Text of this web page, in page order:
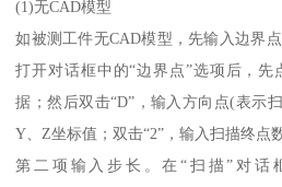
(1)无CAD模型
如被测工件无CAD模型，先输入边界点
打开对话框中的“边界点”选项后，先
据；然后双击“D”，输入方向点(表示
Y、Z坐标值；双击“2”，输入扫描终点
第二项输入步长。在“扫描”对话